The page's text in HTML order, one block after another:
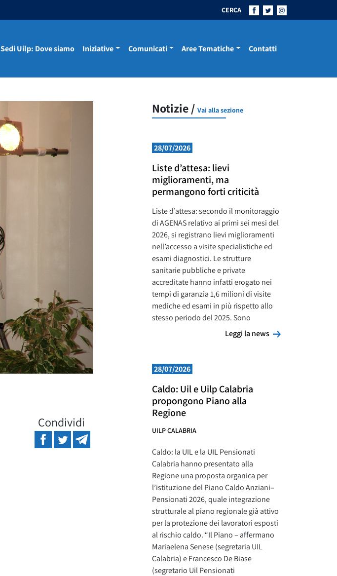
CERCA
Sedi Uilp: Dove siamo Iniziative Comunicati Aree Tematiche Contatti
Condividi
Notizie / Vai alla sezione
28/07/2026
Liste d’attesa: lievi
miglioramenti, ma
permangono forti criticità
Liste d’attesa: secondo il monitoraggio
di AGENAS relativo ai primi sei mesi del
2026, si registrano lievi miglioramenti
nell’accesso a visite specialistiche ed
esami diagnostici. Le strutture
sanitarie pubbliche e private
accreditate hanno infatti erogato nei
tempi di garanzia 1,6 milioni di visite
mediche ed esami in più rispetto allo
stesso periodo del 2025. Sono
Leggi la news
Leggi la news
28/07/2026
Caldo: Uil e Uilp Calabria
propongono Piano alla
Regione
UILP CALABRIA
Caldo: la UIL e la UIL Pensionati
Calabria hanno presentato alla
Regione una proposta organica per
l’istituzione del Piano Caldo Anziani–
Pensionati 2026, quale integrazione
strutturale al piano regionale già attivo
per la protezione dei lavoratori esposti
al rischio caldo. “Il Piano – affermano
Mariaelena Senese (segretaria UIL
Calabria) e Francesco De Biase
(segretario Uil Pensionati